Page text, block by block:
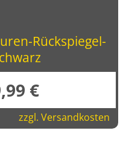
Rückspiegel-
€
zzgl.Versandkosten